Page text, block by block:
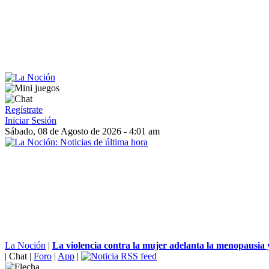
Regístrate
Iniciar Sesión
Sábado, 08 de Agosto de 2026 - 4:01 am
La Noción | La violencia contra la mujer adelanta la menopausia
| Chat | Foro | App |